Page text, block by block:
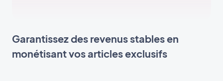
Garantissez des revenus stables en
monétisant vos articles exclusifs